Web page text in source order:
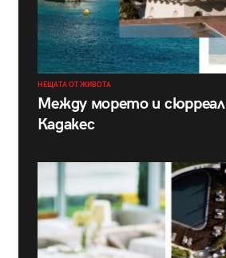
НЕЩАТА ОТ ЖИВОТА
Между морето и
Кадакес